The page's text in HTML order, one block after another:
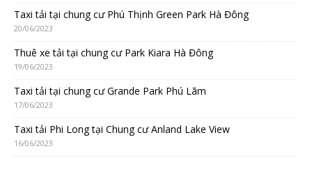
Taxi tải tại chung cư Phú Thịnh Green Park Hà Đông
20/06/2023
Thuê xe tải tại chung cư Park Kiara Hà Đông
19/06/2023
Taxi tải tại chung cư Grande Park Phú Lãm
17/06/2023
Taxi tải Phi Long tại Chung cư Anland Lake View
16/06/2023